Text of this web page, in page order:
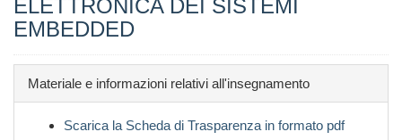
ELETTRONICA DEI SISTEMI
EMBEDDED
Materiale e informazioni relativi all'insegnamento
Scarica la Scheda di Trasparenza in formato pdf